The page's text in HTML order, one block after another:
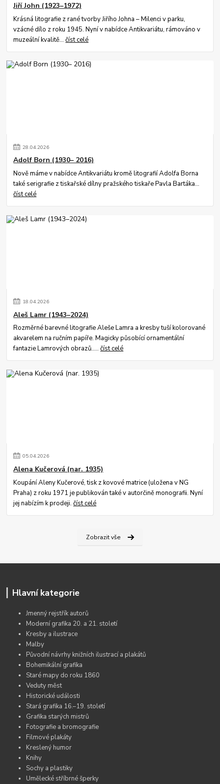
Jiří John (1923–1972)
Krásná litografie z rané tvorby Jiřího Johna – Milenci v parku,
vzácné dílo z roku 1945. Nyní v nabídce Antikvariátu, rámováno v
muzeální kvalitě...číst celé
28.04.2026
Adolf Born (1930– 2016)
Nově máme v nabídce Antikvariátu kromě litografií Adolfa Borna
také serigrafie z tiskařské dílny pražského tiskaře Pavla Bartáka...
číst celé
18.04.2026
Aleš Lamr (1943–2024)
Rozměrné barevné litografie Aleše Lamra a kresby tuší kolorované
akvarelem na ručním papíře. Magicky působící ornamentální
fantazie Lamrových obrazů.....číst celé
05.04.2026
Alena Kučerová (nar. 1935)
Koupání Aleny Kučerové, tisk z kovové matrice (uložena v NG
Praha) z roku 1971 je publikován také v autorčině monografii. Nyní
jej nabízím k prodeji.číst celé
Zobrazit vše
Hlavní kategorie
Jmenný rejstřík autorů
Moderní grafika 20. a 21. století
Kresby a ilustrace
Malby
Původní návrhy knižních ilustrací a plakátů
Bohemikální grafika
Staré mapy do roku 1860
Veduty měst
Historické události
Stará grafika 16.–19. století
Grafika starých mistrů
Fotografie a bromografie
Filmové plakáty
Kreslený humor
Knihy
Sochy a plastiky
Umělecké stříbrné šperky